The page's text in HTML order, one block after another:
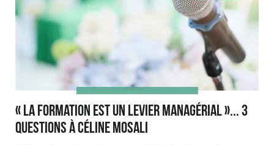
« La formation est un levier managérial »... 3
questions à Céline Mosali